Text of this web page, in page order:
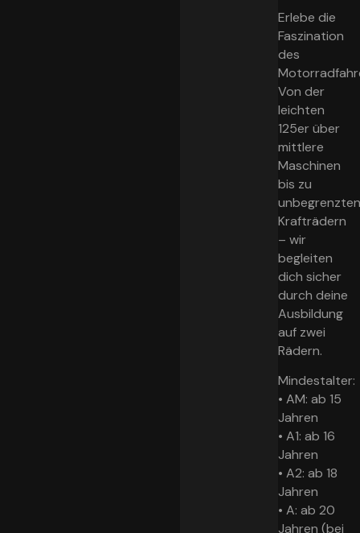
Erlebe die
Faszination
des
Von der
leichten
125er über
mittlere
Maschinen
bis zu
Krafträdern
– wir
begleiten
dich sicher
durch deine
Ausbildung
auf zwei
Rädern.
Mindestalter:
•AM: ab 15
Jahren
•A1: ab 16
Jahren
•A2: ab 18
Jahren
•A: ab 20
Jahren (bei